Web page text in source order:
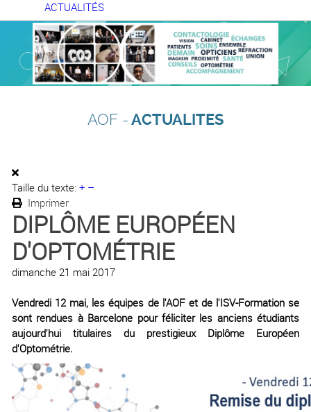
ACTUALITÉS
AOF -ACTUALITES
Taille du texte: + –
Imprimer
DIPLÔME EUROPÉEN
D'OPTOMÉTRIE
dimanche 21 mai 2017
Vendredi 12 mai, les équipes de l'AOF et de l'ISV-Formation se
sont rendues à Barcelone pour féliciter les anciens étudiants
aujourd'hui titulaires du prestigieux Diplôme Européen
d'Optométrie.